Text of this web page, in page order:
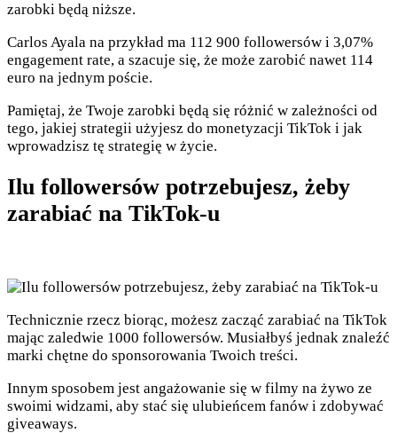
zarobki będą niższe.
Carlos Ayala na przykład ma 112 900 followersów i 3,07%
engagement rate, a szacuje się, że może zarobić nawet 114
euro na jednym poście.
Pamiętaj, że Twoje zarobki będą się różnić w zależności od
tego, jakiej strategii użyjesz do monetyzacji TikTok i jak
wprowadzisz tę strategię w życie.
Ilu followersów potrzebujesz, żeby
zarabiać na TikTok-u
Technicznie rzecz biorąc, możesz zacząć zarabiać na TikTok
mając zaledwie 1000 followersów. Musiałbyś jednak znaleźć
marki chętne do sponsorowania Twoich treści.
Innym sposobem jest angażowanie się w filmy na żywo ze
swoimi widzami, aby stać się ulubieńcem fanów i zdobywać
giveaways.